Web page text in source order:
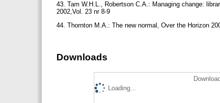
43. Tam W.H.L., Robertson C.A.: Managing change:
2002,Vol. 23 nr 8-9
44. Thornton M.A.: The new normal, Over the Horizon
Downloads
Loading...